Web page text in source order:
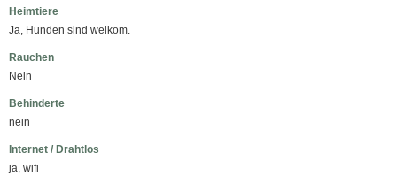
Heimtiere
Ja, Hunden sind welkom.
Rauchen
Nein
Behinderte
nein
Internet / Drahtlos
ja, wifi